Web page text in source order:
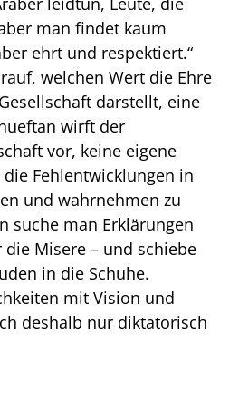
man findet kaum
ehrt und respektiert.“
welchen Wert die Ehre
darstellt, eine
wirft der
vor, keine eigene
Fehlentwicklungen in
und wahrnehmen zu
suche man Erklärungen
Misere – und schiebe
in die Schuhe.
mit Vision und
deshalb nur diktatorisch